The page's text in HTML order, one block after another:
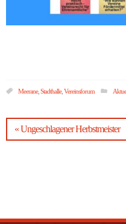
Meerane, Stadthalle, Vereinsforum
« Ungeschlagener Herbstmeister